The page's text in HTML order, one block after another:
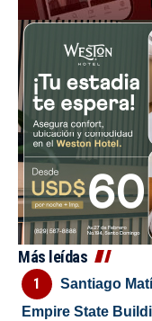
Más leídas
Santiago
Empire State